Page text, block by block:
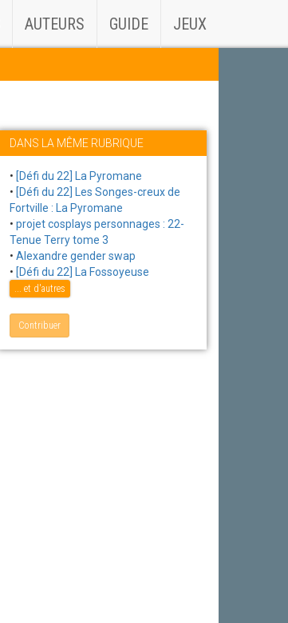
AUTEURS GUIDE JEUX
DANS LA MÊME RUBRIQUE
• [Défi du 22] La Pyromane
• [Défi du 22] Les Songes-creux de
Fortville : La Pyromane
• projet cosplays personnages : 22-
Tenue Terry tome 3
• Alexandre gender swap
• [Défi du 22] La Fossoyeuse
... et d'autres
Contribuer